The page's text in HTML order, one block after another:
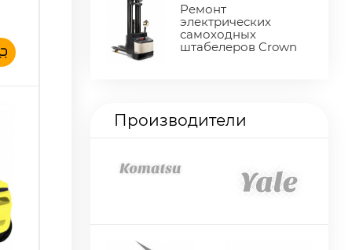
Ремонт
электрических
самоходных
штабелеров Crown
Производители